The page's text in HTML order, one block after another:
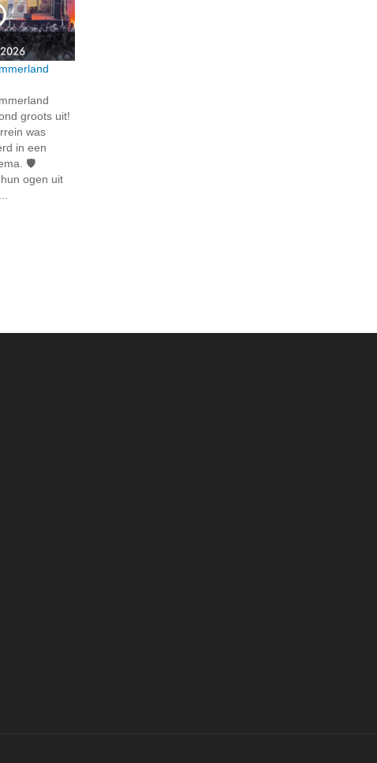
groots uit!
was
in een
🛡️
ogen uit